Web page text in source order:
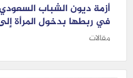
أزمة ديون الشباب
في ربطها بدخول المرأة
مقالات